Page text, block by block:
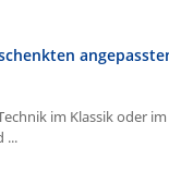
im Klassik oder im
...